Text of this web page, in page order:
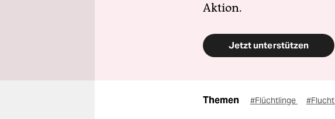
Aktion.
Jetzt unterstützen
Themen #Flüchtlinge #Flucht